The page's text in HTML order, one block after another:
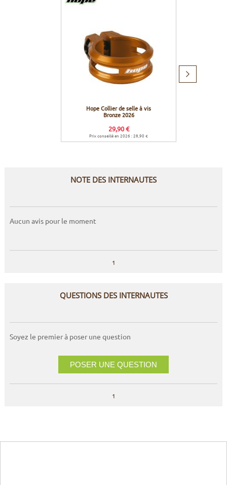
Hope Collier de selle à vis
Bronze 2026
29,90 €
Prix conseillé en 2026 : 28,90 €
Produit
NOTE DES INTERNAUTES
Aucun avis pour le moment
1
QUESTIONS DES INTERNAUTES
Soyez le premier à poser une question
POSER UNE QUESTION
1